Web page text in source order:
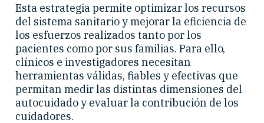
Esta estrategia permite optimizar los recursos
del sistema sanitario y mejorar la eficiencia de
los esfuerzos realizados tanto por los
pacientes como por sus familias. Para ello,
clínicos e investigadores necesitan
herramientas válidas, fiables y efectivas que
permitan medir las distintas dimensiones del
autocuidado y evaluar la contribución de los
cuidadores.